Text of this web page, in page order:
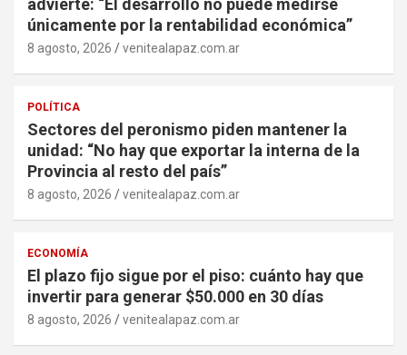
advierte: “El desarrollo no puede medirse
únicamente por la rentabilidad económica”
8 agosto, 2026 venitealapaz.com.ar
POLÍTICA
Sectores del peronismo piden mantener la
unidad: “No hay que exportar la interna de la
Provincia al resto del país”
8 agosto, 2026 venitealapaz.com.ar
ECONOMÍA
El plazo fijo sigue por el piso: cuánto hay que
invertir para generar $50.000 en 30 días
8 agosto, 2026 venitealapaz.com.ar